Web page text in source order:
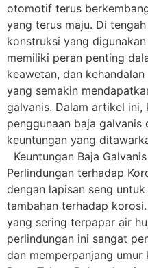
otomotif terus
yang terus maju. Di
konstruksi yang
memiliki peran penting
keawetan, dan
yang semakin
galvanis. Dalam artikel ini,
penggunaan baja
keuntungan yang
Keuntungan Baja
Perlindungan terhadap
dengan lapisan seng
tambahan terhadap
yang sering terpapar air
perlindungan ini sangat
dan memperpanjang umur